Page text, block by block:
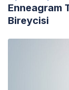
Enneagram
Bireycisi